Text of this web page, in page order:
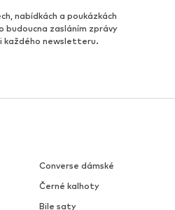
nabídkách a poukázkách
budoucna zasláním zprávy
každého newsletteru.
Converse dámské
Černé kalhoty
Bile saty